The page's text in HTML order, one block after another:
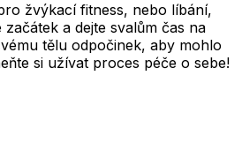
žvýkací fitness, nebo líbání,
a dejte svalům čas na
tělu odpočinek, aby mohlo
si užívat proces péče o sebe!